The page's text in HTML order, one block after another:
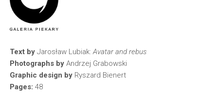
Text by Jarosław Lubiak: Avatar and rebus
Photographs by Andrzej Grabowski
Graphic design by Ryszard Bienert
Pages: 48